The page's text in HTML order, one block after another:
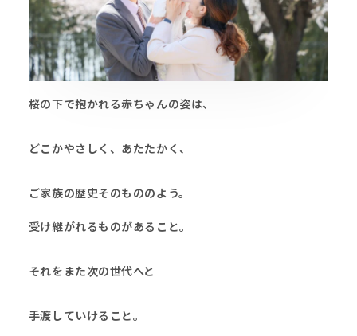
桜の下で抱かれる赤ちゃんの姿は、
どこかやさしく、あたたかく、
ご家族の歴史そのもののよう。
受け継がれるものがあること。
それをまた次の世代へと
手渡していけること。